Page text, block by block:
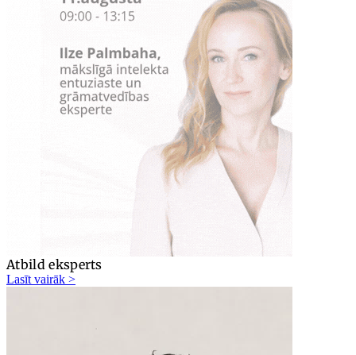
Atbild eksperts
Lasīt vairāk >